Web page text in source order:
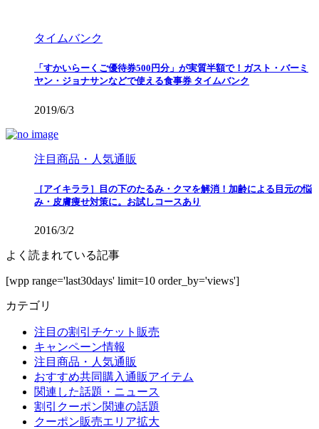
タイムバンク
「すかいらーくご優待券500円分」が実質半額で！ガスト・バーミ
ヤン・ジョナサンなどで使える食事券 タイムバンク
2019/6/3
注目商品・人気通販
［アイキララ］目の下のたるみ・クマを解消！加齢による目元の悩
み・皮膚痩せ対策に。お試しコースあり
2016/3/2
よく読まれている記事
[wpp range='last30days' limit=10 order_by='views']
カテゴリ
注目の割引チケット販売
キャンペーン情報
注目商品・人気通販
おすすめ共同購入通販アイテム
関連した話題・ニュース
割引クーポン関連の話題
クーポン販売エリア拡大